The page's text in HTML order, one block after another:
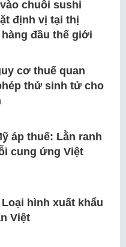
chuỗi sushi
định vị tại thị
đầu thế giới
cơ thuế quan
thử sinh tử cho
áp thuế: Lằn ranh
cung ứng Việt
hình xuất khẩu
Việt